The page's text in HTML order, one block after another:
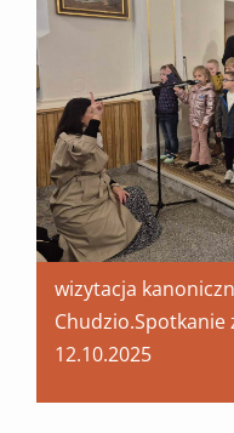
wizytacja
Chudzio.Spotkanie
12.10.2025